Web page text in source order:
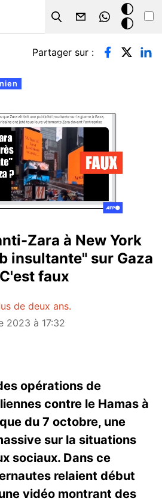
Search
Mode
sombre
Partager sur :
Zara à New York
insultante" sur Gaza
faux
de deux ans.
2023 à 17:32
opérations de
contre le Hamas à
du 7 octobre, une
sur la situations
sociaux. Dans ce
relaient début
vidéo montrant des